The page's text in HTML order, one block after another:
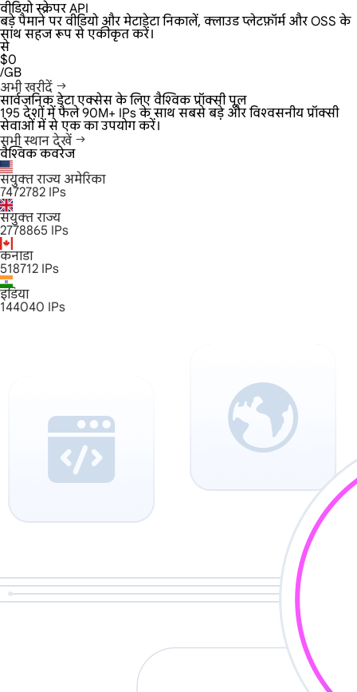
वीडियो स्क्रेपर API
बड़े पैमाने पर वीडियो और मेटाडेटा निकालें, क्लाउड प्लेटफ़ॉर्म और OSS के
साथ सहज रूप से एकीकृत करें।
से
$0
/GB
अभी खरीदें
सार्वजनिक डेटा एक्सेस के लिए वैश्विक प्रॉक्सी पूल
195 देशों में फैले 90M+ IPs के साथ सबसे बड़े और विश्वसनीय प्रॉक्सी
सेवाओं में से एक का उपयोग करें।
सभी स्थान देखें
वैश्विक कवरेज
संयुक्त राज्य अमेरिका
7472782 IPs
संयुक्त राज्य
2778865 IPs
कनाडा
518712 IPs
इंडिया
144040 IPs